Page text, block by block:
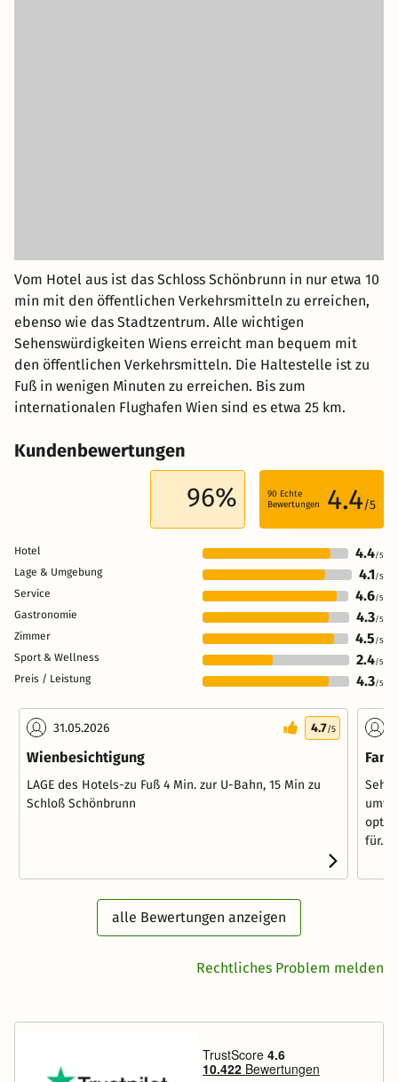
Vom Hotel aus ist das Schloss Schönbrunn in nur etwa 10
min mit den öffentlichen Verkehrsmitteln zu erreichen,
ebenso wie das Stadtzentrum. Alle wichtigen
Sehenswürdigkeiten Wiens erreicht man bequem mit
den öffentlichen Verkehrsmitteln. Die Haltestelle ist zu
Fuß in wenigen Minuten zu erreichen. Bis zum
internationalen Flughafen Wien sind es etwa 25 km.
Kundenbewertungen
96% 90 Echte
Bewertungen
4.4/5
Hotel 4.4/5
Lage & Umgebung 4.1/5
Service 4.6/5
Gastronomie 4.3/5
Zimmer 4.5 /5
Sport & Wellness 2.4/5
Preis / Leistung 4.3/5
31.05.2026 4.7/5
Wienbesichtigung
LAGE des Hotels-zu Fuß 4 Min. zur U-Bahn, 15 Min zu
Schloß Schönbrunn
Sehr
für...
alle Bewertungen anzeigen
Rechtliches Problem melden